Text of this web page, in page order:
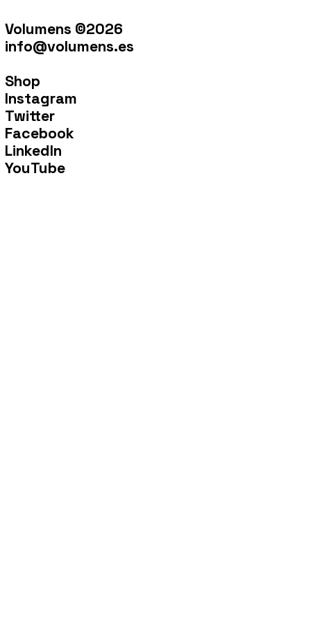
Volumens ©2026
info@volumens.es
Shop
Instagram
Twitter
Facebook
LinkedIn
YouTube